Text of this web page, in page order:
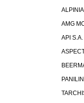
AMG
API S.A.